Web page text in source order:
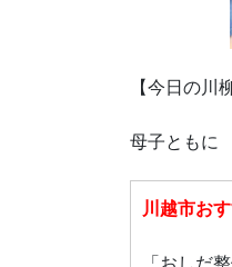
【今日の川
母子とも
川越市お